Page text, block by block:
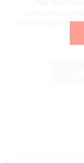
toilette/habillage,